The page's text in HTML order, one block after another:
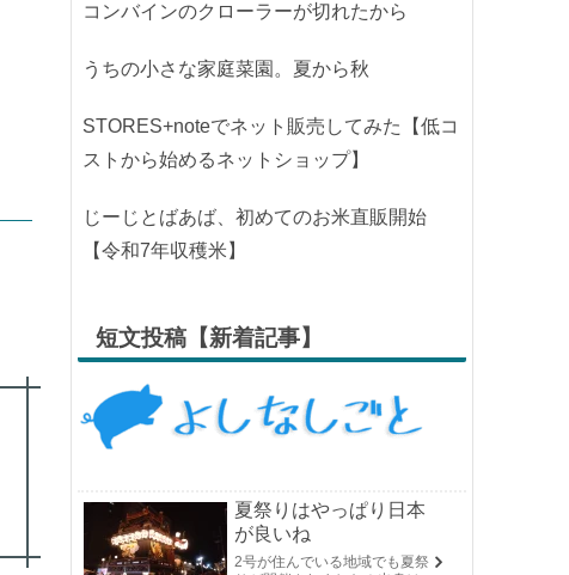
コンバインのクローラーが切れたから
うちの小さな家庭菜園。夏から秋
STORES+noteでネット販売してみた【低コ
ストから始めるネットショップ】
じーじとばあば、初めてのお米直販開始
【令和7年収穫米】
短文投稿【新着記事】
夏祭りはやっぱり日本
が良いね
2号が住んでいる地域でも夏祭